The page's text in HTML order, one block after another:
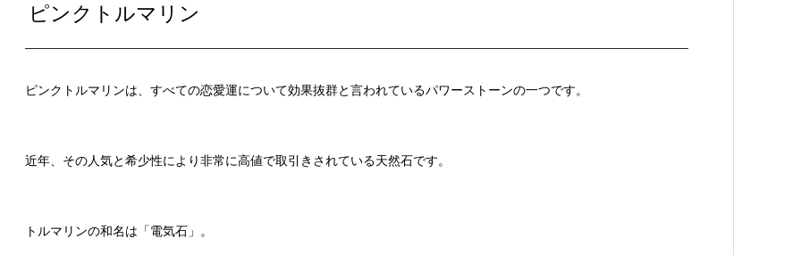
ピンクトルマリン
ピンクトルマリンは、すべての恋愛運について効果抜群と言われているパワーストーンの一つです。
近年、その人気と希少性により非常に高値で取引きされている天然石です。
トルマリンの和名は「電気石」。